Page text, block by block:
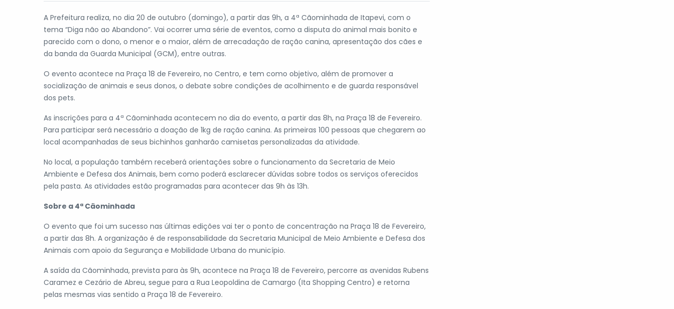
A Prefeitura realiza, no dia 20 de outubro (domingo), a partir das 9h, a 4ª Cãominhada de Itapevi, com o
tema “Diga não ao Abandono”. Vai ocorrer uma série de eventos, como a disputa do animal mais bonito e
parecido com o dono, o menor e o maior, além de arrecadação de ração canina, apresentação dos cães e
da banda da Guarda Municipal (GCM), entre outras.
O evento acontece na Praça 18 de Fevereiro, no Centro, e tem como objetivo, além de promover a
socialização de animais e seus donos, o debate sobre condições de acolhimento e de guarda responsável
dos pets.
As inscrições para a 4ª Cãominhada acontecem no dia do evento, a partir das 8h, na Praça 18 de Fevereiro.
Para participar será necessário a doação de 1kg de ração canina. As primeiras 100 pessoas que chegarem ao
local acompanhadas de seus bichinhos ganharão camisetas personalizadas da atividade.
No local, a população também receberá orientações sobre o funcionamento da Secretaria de Meio
Ambiente e Defesa dos Animais, bem como poderá esclarecer dúvidas sobre todos os serviços oferecidos
pela pasta. As atividades estão programadas para acontecer das 9h às 13h.
Sobre a 4ª Cãominhada
O evento que foi um sucesso nas últimas edições vai ter o ponto de concentração na Praça 18 de Fevereiro,
a partir das 8h. A organização é de responsabilidade da Secretaria Municipal de Meio Ambiente e Defesa dos
Animais com apoio da Segurança e Mobilidade Urbana do município.
A saída da Cãominhada, prevista para às 9h, acontece na Praça 18 de Fevereiro, percorre as avenidas Rubens
Caramez e Cezário de Abreu, segue para a Rua Leopoldina de Camargo (Ita Shopping Centro) e retorna
pelas mesmas vias sentido a Praça 18 de Fevereiro.